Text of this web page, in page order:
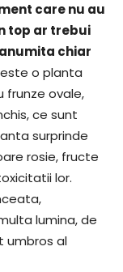
care nu au
top ar trebui
chiar
o planta
frunze ovale,
ce sunt
surprinde
rosie, fructe
lor.
lumina, de
umbros al